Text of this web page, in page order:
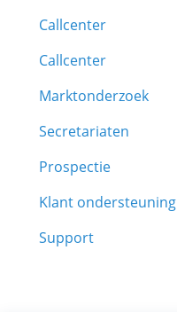
Callcenter
Callcenter
Marktonderzoek
Secretariaten
Prospectie
Klant ondersteuning
Support